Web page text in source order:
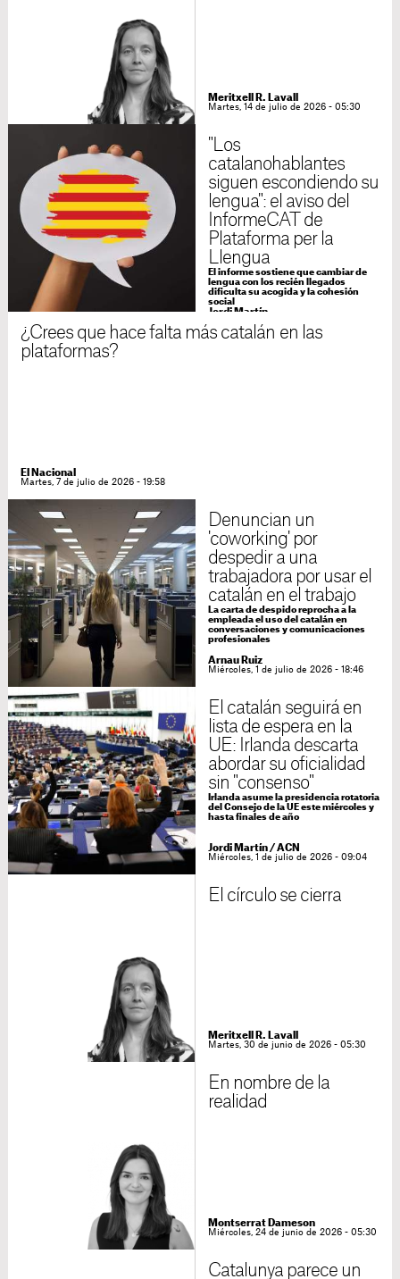
Meritxell R. Lavall
Martes, 14 de julio de 2026 - 05:30
"Los
catalanohablantes
siguen escondiendo su
lengua": el aviso del
InformeCAT de
Plataforma per la
Llengua
El informe sostiene que cambiar de
lengua con los recién llegados
dificulta su acogida y la cohesión
social
Jordi Martín
¿Crees que hace falta más catalán en las
plataformas?
El Nacional
Martes, 7 de julio de 2026 - 19:58
Denuncian un
'coworking' por
despedir a una
trabajadora por usar el
catalán en el trabajo
La carta de despido reprocha a la
empleada el uso del catalán en
conversaciones y comunicaciones
profesionales
Arnau Ruiz
Miércoles, 1 de julio de 2026 - 18:46
El catalán seguirá en
lista de espera en la
UE: Irlanda descarta
abordar su oficialidad
sin "consenso"
Irlanda asume la presidencia rotatoria
del Consejo de la UE este miércoles y
hasta finales de año
Jordi Martín/ACN
Miércoles, 1 de julio de 2026 - 09:04
El círculo se cierra
Meritxell R. Lavall
Martes, 30 de junio de 2026 - 05:30
En nombre de la
realidad
Montserrat Dameson
Miércoles, 24 de junio de 2026 - 05:30
Catalunya parece un